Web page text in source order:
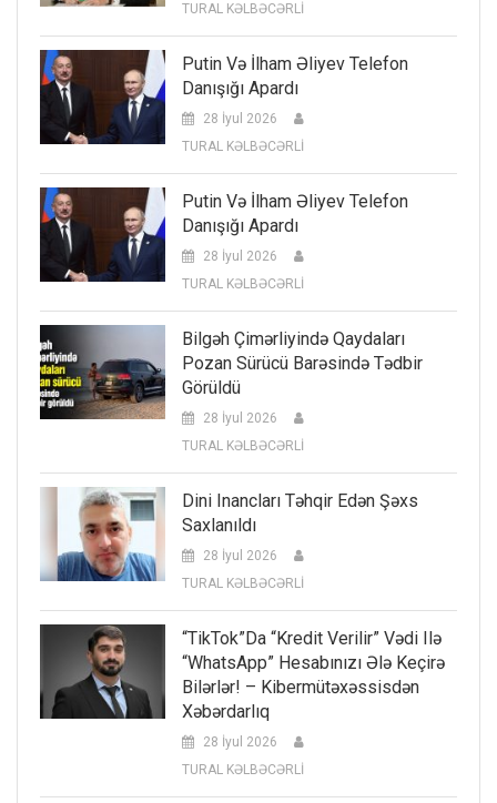
TURAL KƏLBƏCƏRLİ
Putin Və İlham Əliyev Telefon
Danışığı Apardı
28 İyul 2026
TURAL KƏLBƏCƏRLİ
Putin Və İlham Əliyev Telefon
Danışığı Apardı
28 İyul 2026
TURAL KƏLBƏCƏRLİ
Bilgəh Çimərliyində Qaydaları
Pozan Sürücü Barəsində Tədbir
Görüldü
28 İyul 2026
TURAL KƏLBƏCƏRLİ
Dini Inancları Təhqir Edən Şəxs
Saxlanıldı
28 İyul 2026
TURAL KƏLBƏCƏRLİ
“TikTok”da “kredit Verilir” Vədi Ilə
“WhatsApp” Hesabınızı Ələ Keçirə
Bilərlər! – Kibermütəxəssisdən
Xəbərdarlıq
28 İyul 2026
TURAL KƏLBƏCƏRLİ